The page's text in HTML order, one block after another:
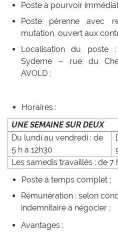
Poste à pourvoir
Poste pérenne avec
mutation, ouvert aux
Localisation du poste :
Sydeme – rue du
AVOLD ;
Horaires :
UNE SEMAINE SUR DEUX
Du lundi au vendredi : de
5 h à 12h30
Les samedis travaillés : de 7
Poste à temps complet ;
Rémunération : selon
indemnitaire à négocier ;
Avantages :